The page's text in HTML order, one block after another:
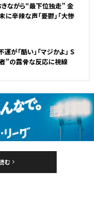
ながら“最下位独走” 金
辛辣な声「憂鬱」「大惨
が「酷い」「マジかよ」 S
”の露骨な反応に視線
む